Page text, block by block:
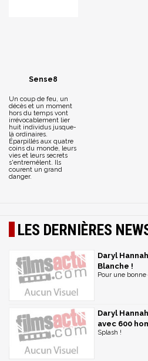
Sense8
Un coup de feu, un
décès et un moment
hors du temps vont
irrévocablement lier
huit individus jusque-
là ordinaires.
Éparpillés aux quatre
coins du monde, leurs
vies et leurs secrets
s'entremêlent. Ils
courent un grand
danger.
LES DERNIÈRES
Daryl
Blanche !
Pour une bonne
Daryl
avec 600
Splash !